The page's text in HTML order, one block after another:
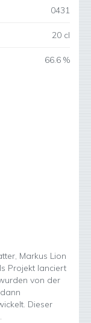
0431
20 cl
66.6 %
Markus Lion
Projekt lanciert
von der
Dieser